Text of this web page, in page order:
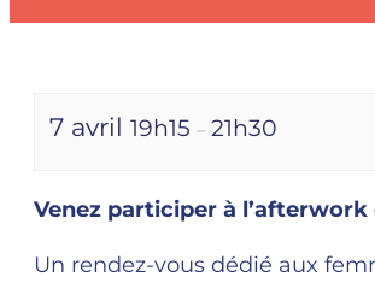
7 avril 19h15 – 21h30
Venez participer à l’afterwork
Un rendez-vous dédié aux